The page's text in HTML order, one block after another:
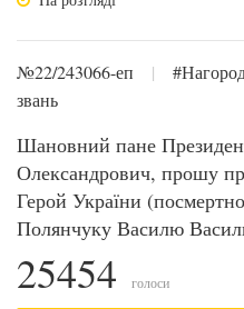
№22/243066-еп |
звань
Шановний пане
Олександрович, прошу
Герой України
Полянчуку Василю
25454 голоси